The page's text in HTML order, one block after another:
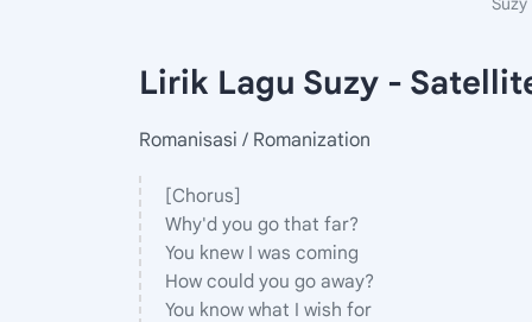
Lirik Lagu Suzy -
Romanisasi / Romanization
[Chorus]
Why'd you go that far?
You knew I was coming
How could you go away?
You know what I wish for